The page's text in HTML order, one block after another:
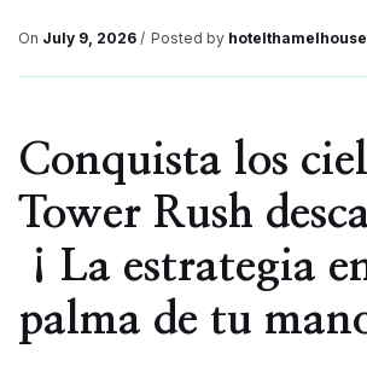
On July 9, 2026 Posted by hotelthamelhouse
Conquista los
Tower Rush
¡La estrategia
palma de tu